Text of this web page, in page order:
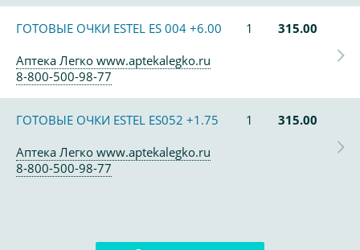
ГОТОВЫЕ ОЧКИ ESTEL ES 004 +6.00 1
315.00
Аптека Легко www.aptekalegko.ru
8-800-500-98-77
ГОТОВЫЕ ОЧКИ ESTEL ES052 +1.75 1
315.00
Аптека Легко www.aptekalegko.ru
8-800-500-98-77